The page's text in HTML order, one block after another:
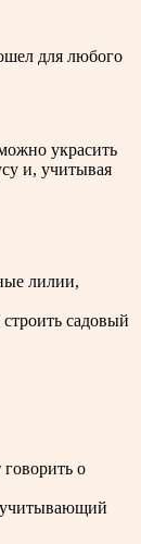
для любого
украсить
и, учитывая
лилии,
садовый
о
учитывающий